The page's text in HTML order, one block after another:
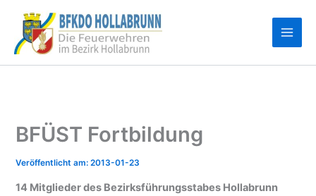
Inhalt
springen
BFÜST Fortbildung
2013-01-23
14 Mitglieder des Bezirksführungsstabes Hollabrunn